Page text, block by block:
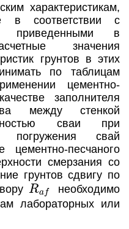
характеристикам,
в соответствии с
приведенными в
значения
грунтов в этих
по таблицам
цементно-
заполнителя
между стенкой
сваи при
погружения свай
цементно-песчаного
смерзания со
грунтов сдвигу по
Raf
необходимо
лабораторных или